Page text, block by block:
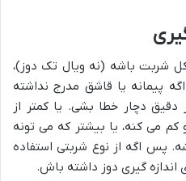
شربت باشه (نه ویال تک دوز)،
پیمانه یا قاشق مدرج نداشته
دقیق دچار خطا بشی. یا کمتر از
می کنه، یا بیشتر که می تونه
پس اگه از نوع شربتی استفاده
اندازه گیری دوز داشته باش.